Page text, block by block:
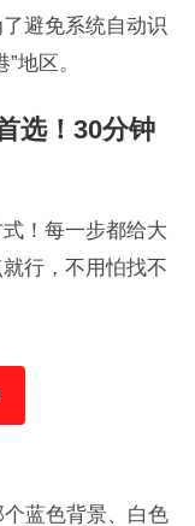
避免系统自动识
地区。
选！30分钟
！每一步都给大
行，不用怕找不
个蓝色背景、白色